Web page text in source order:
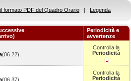
formato PDF del Quadro Orario | Legenda
Periodicità e
avvertenze
(06.22)
Controlla la
Periodicità
(06.37)
Controlla la
Periodicità